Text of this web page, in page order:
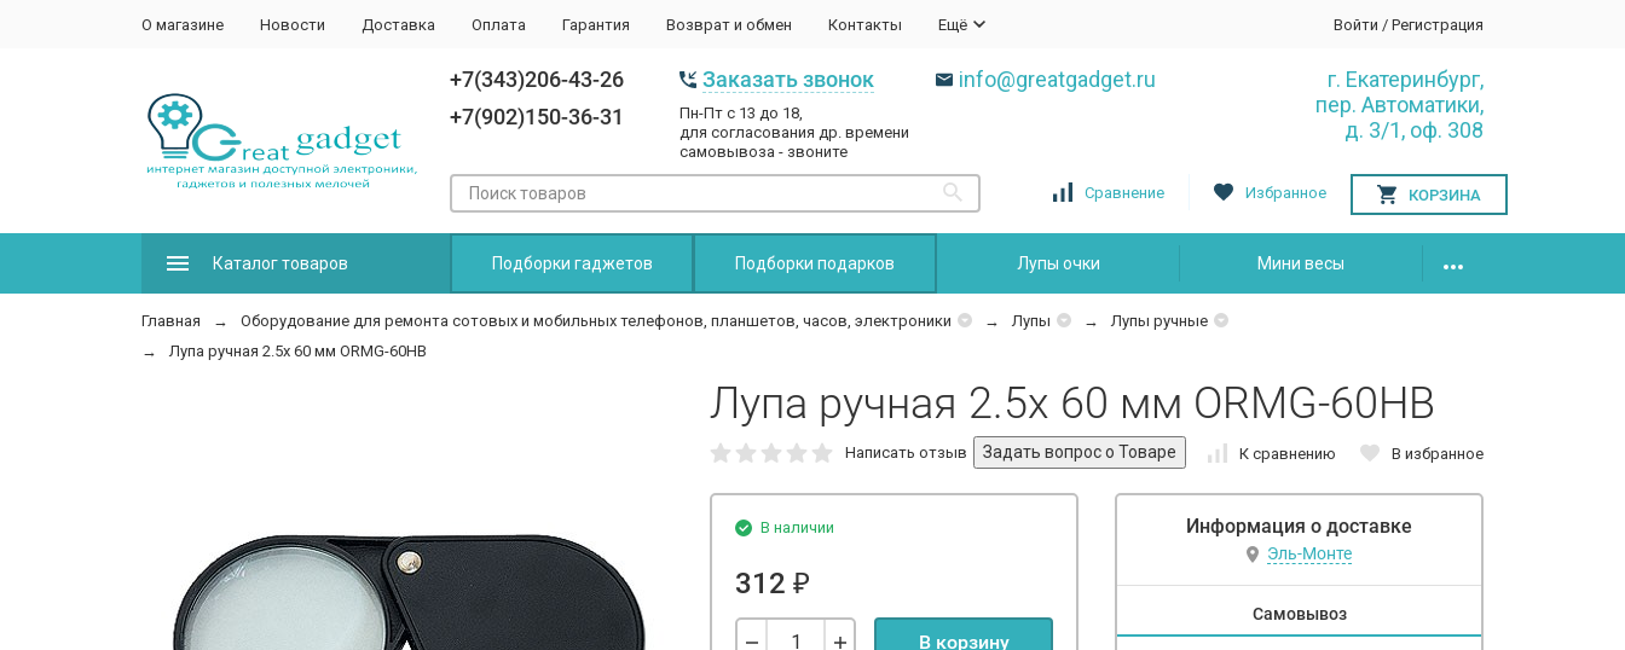
О магазине Новости Доставка Оплата Гарантия Возврат и обмен Контакты Ещё Войти / Регистрация
+7(343)206-43-26
+7(902)150-36-31
Заказать звонок
Пн-Пт с 13 до 18,
для согласования др. времени
самовывоза - звоните
info@greatgadget.ru
г. Екатеринбург,
пер. Автоматики,
д. 3/1, оф. 308
Сравнение Избранное КОРЗИНА
Каталог товаров Подборки гаджетов Подборки подарков Лупы очки Мини весы
Главная Оборудование для ремонта сотовых и мобильных телефонов, планшетов, часов, электроники Лупы
Лупы ручные
Лупа ручная 2.5x 60 мм ORMG-60HB
Лупа ручная 2.5x 60 мм ORMG-60HB
Написать отзыв К сравнению В избранное
В наличии
312 ₽
В корзину
Информация о доставке
Эль-Монте
Самовывоз